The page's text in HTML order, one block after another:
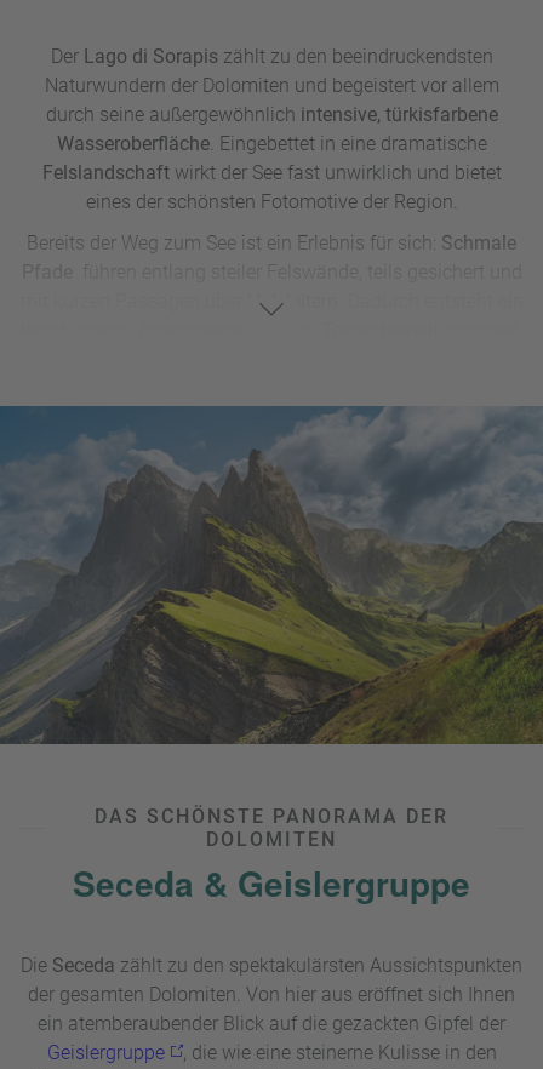
Der Lago di Sorapis zählt zu den beeindruckendsten
Naturwundern der Dolomiten und begeistert vor allem
durch seine außergewöhnlich intensive, türkisfarbene
Wasseroberfläche. Eingebettet in eine dramatische
Felslandschaftwirkt der See fast unwirklich und bietet
eines der schönsten Fotomotive der Region.
Bereits der Weg zum See ist ein Erlebnis für sich: Schmale
Holzleitern
beeindruckende Ausblicke auf die umliegende Bergwelt und
machen die Wanderung zu einem unvergesslichen Erlebnis.
Lago di Sorapis Wanderung:
PassoTreCroci (ca. 1.805 m)
Höhenmeter: 400-500 m
Länge: 10-12 km
Gehzeit: 3,5-4 h (hin und zurück)
Schwierigkeit: mittel (teilweise gesicherte Passagen),
Trittsicherheit
DAS SCHÖNSTE PANORAMA DER
DOLOMITEN
Seceda & Geislergruppe
Die Seceda zählt zu den spektakulärsten Aussichtspunkten
der gesamten Dolomiten. Von hier aus eröffnet sich Ihnen
ein atemberaubender Blick auf die gezackten Gipfel der
Geislergruppe
, die wie eine steinerne Kulisse in den